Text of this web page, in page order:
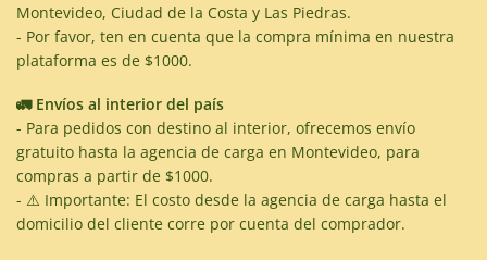
Montevideo, Ciudad de la Costa y Las Piedras.
- Por favor, ten en cuenta que la compra mínima en nuestra
plataforma es de $1000.
🚛 Envíos al interior del país
- Para pedidos con destino al interior, ofrecemos envío
gratuito hasta la agencia de carga en Montevideo, para
compras a partir de $1000.
- ⚠️ Importante: El costo desde la agencia de carga hasta el
domicilio del cliente corre por cuenta del comprador.